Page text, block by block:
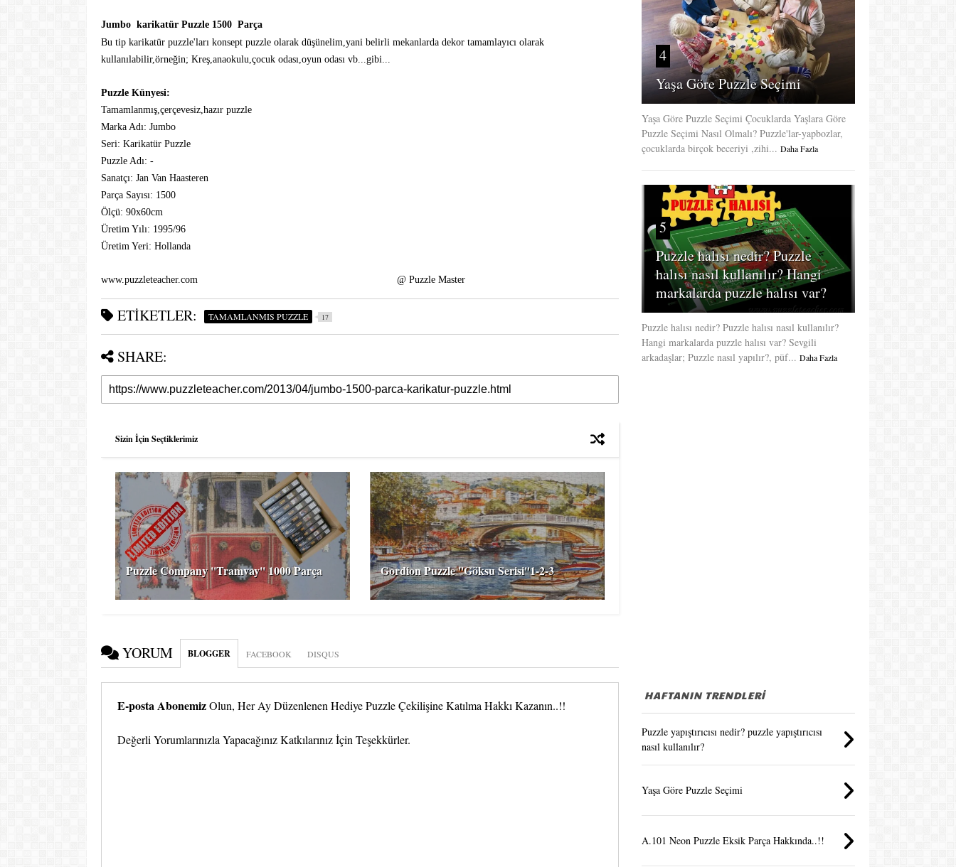
Jumbo karikatür Puzzle 1500 Parça
Bu tip karikatür puzzle'ları konsept puzzle olarak düşünelim,yani belirli mekanlarda dekor tamamlayıcı olarak
kullanılabilir,örneğin; Kreş,anaokulu,çocuk odası,oyun odası vb...gibi...
Puzzle Künyesi:
Tamamlanmış,çerçevesiz,hazır puzzle
Marka Adı: Jumbo
Seri: Karikatür Puzzle
Puzzle Adı: -
Sanatçı: Jan Van Haasteren
Parça Sayısı: 1500
Ölçü: 90x60cm
Üretim Yılı: 1995/96
Üretim Yeri: Hollanda
www.puzzleteacher.com @ Puzzle Master
ETIKETLER: TAMAMLANMIS PUZZLE 17
SHARE:
Sizin İçin Seçtiklerimiz
Puzzle Company ''Tramvay'' 1000 Parça Gordion Puzzle ''Göksu Serisi''1-2-3
YORUM BLOGGER FACEBOOK DISQUS
E-posta AbonemizOlun, Her Ay Düzenlenen Hediye Puzzle Çekilişine Katılma Hakkı Kazanın..!!
Değerli Yorumlarınızla Yapacağınız Katkılarınız İçin Teşekkürler.
4
Yaşa Göre Puzzle Seçimi
Yaşa Göre Puzzle Seçimi Çocuklarda Yaşlara Göre
Puzzle Seçimi Nasıl Olmalı? Puzzle'lar-yapbozlar,
çocuklarda birçok beceriyi ,zihi... Daha Fazla
5
Puzzle halısı nedir? Puzzle
halısı nasıl kullanılır? Hangi
markalarda puzzle halısı var?
Puzzle halısı nedir? Puzzle halısı nasıl kullanılır?
Hangi markalarda puzzle halısı var? Sevgili
arkadaşlar; Puzzle nasıl yapılır?, püf... Daha Fazla
HAFTANIN TRENDLERİ
Puzzle yapıştırıcısı nedir? puzzle yapıştırıcısı
nasıl kullanılır?
Yaşa Göre Puzzle Seçimi
A.101 Neon Puzzle Eksik Parça Hakkında..!!